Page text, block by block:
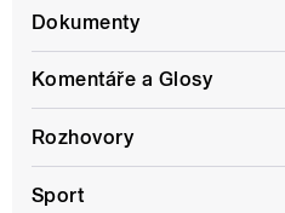
Dokumenty
Komentáře a Glosy
Rozhovory
Sport